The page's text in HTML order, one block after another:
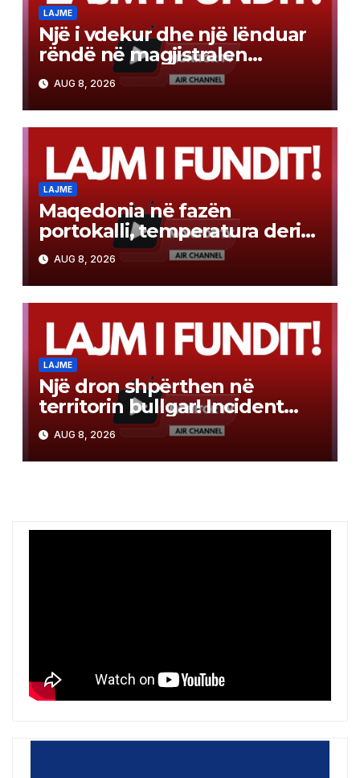
LAJME
Një i vdekur dhe një lënduar
rëndë në magjistralen
Gostivar-Kërçovë
AUG 8, 2026
LAJME
Maqedonia në fazën
portokalli, temperatura deri
në 40°C, ISHP me
rekomandime për mbrojtje
shëndetësore
AUG 8, 2026
LAJME
Një dron shpërthen në
territorin bullgar! Incident
pranë gazsjellësit trans-
ballkanik, autoritetet hetojnë
AUG 8, 2026